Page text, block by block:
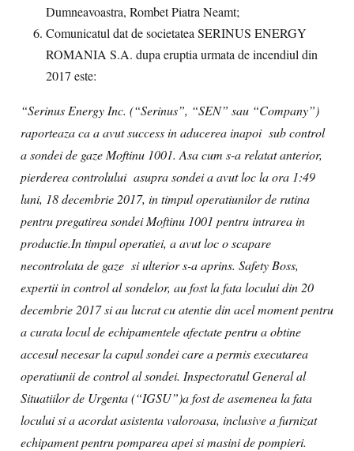
Dumneavoastra, Rombet Piatra Neamt;
Comunicatul dat de societatea SERINUS ENERGY
ROMANIA S.A. dupa eruptia urmata de incendiul din
2017 este:
“Serinus Energy Inc. (“Serinus”, “SEN” sau “Company”)
raporteaza ca a avut success in aducerea inapoi sub control
a sondei de gaze Moftinu 1001. Asa cum s-a relatat anterior,
pierderea controlului asupra sondei a avut loc la ora 1:49
luni, 18 decembrie 2017, in timpul operatiunilor de rutina
pentru pregatirea sondei Moftinu 1001 pentru intrarea in
productie.In timpul operatiei, a avut loc o scapare
necontrolata de gaze si ulterior s-a aprins. Safety Boss,
expertii in control al sondelor, au fost la fata locului din 20
decembrie 2017 si au lucrat cu atentie din acel moment pentru
a curata locul de echipamentele afectate pentru a obtine
accesul necesar la capul sondei care a permis executarea
operatiunii de control al sondei. Inspectoratul General al
Situatiilor de Urgenta (“IGSU”)a fost de asemenea la fata
locului si a acordat asistenta valoroasa, inclusive a furnizat
echipament pentru pomparea apei si masini de pompieri.